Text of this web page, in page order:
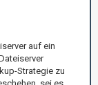
auf ein
Strategie zu